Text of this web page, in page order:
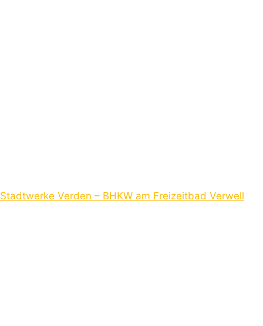
Stadtwerke Verden – BHKW am Freizeitbad Verwell